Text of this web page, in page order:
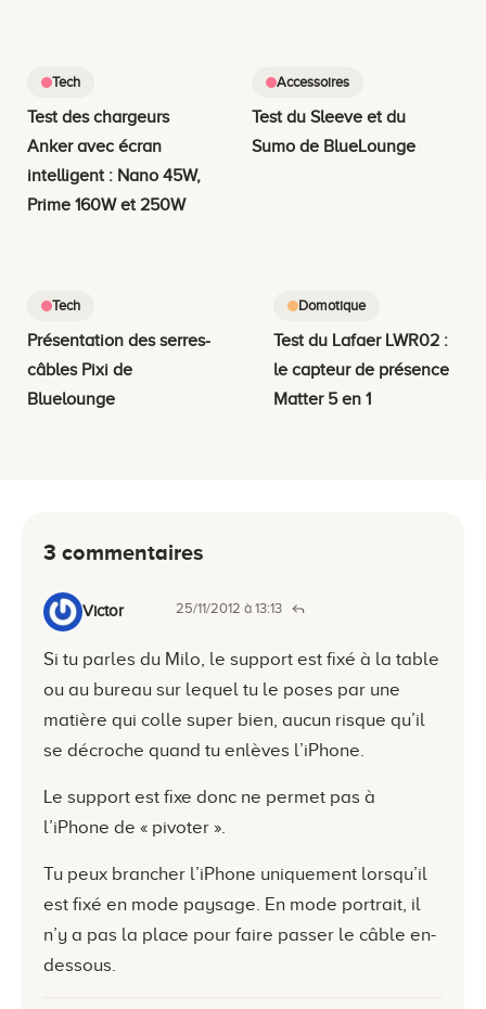
Tech
Test des chargeurs
Anker avec écran
intelligent : Nano 45W,
Prime 160W et 250W
Accessoires
Test du Sleeve et du
Sumo de BlueLounge
Tech
Présentation des serres-
câbles Pixi de
Bluelounge
Domotique
Test du Lafaer LWR02 :
le capteur de présence
Matter 5 en 1
3 commentaires
Victor 25/11/2012 à 13:13
Si tu parles du Milo, le support est fixé à la table
ou au bureau sur lequel tu le poses par une
matière qui colle super bien, aucun risque qu’il
se décroche quand tu enlèves l’iPhone.
Le support est fixe donc ne permet pas à
l’iPhone de « pivoter ».
Tu peux brancher l’iPhone uniquement lorsqu’il
est fixé en mode paysage. En mode portrait, il
n’y a pas la place pour faire passer le câble en-
dessous.